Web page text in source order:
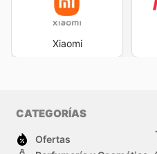
Xiaomi
CATEGORÍAS
Ofertas